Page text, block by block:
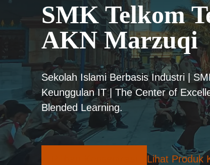
SMK Telkom
AKN Marzuqi
Sekolah Islami Berbasis Industri |
Keunggulan IT | The Center of
Blended Learning.
Lihat Produk